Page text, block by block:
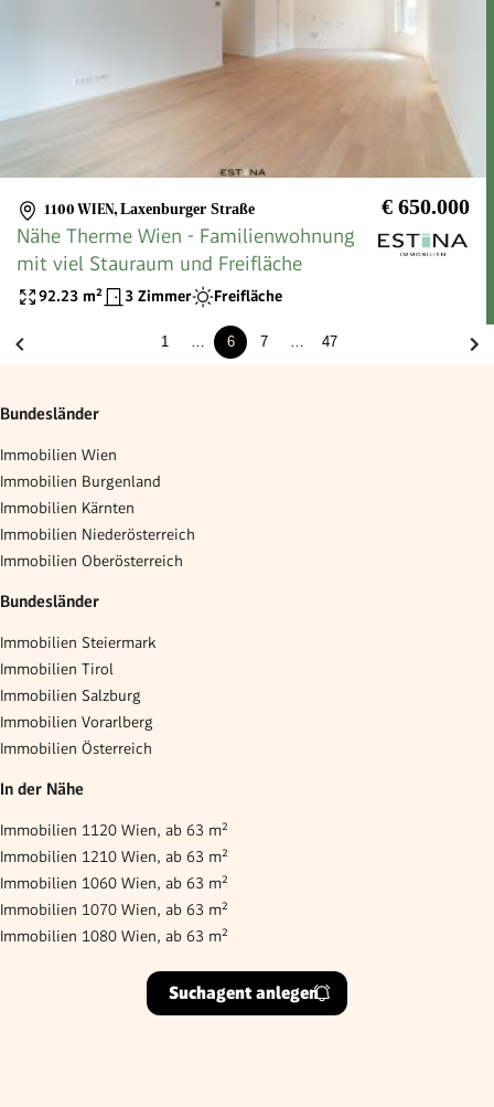
1100 WIEN, Laxenburger Straße € 650.000
Nähe Therme Wien - Familienwohnung
mit viel Stauraum und Freifläche
92.23 m² 3 Zimmer Freifläche
1 6 7 47
Bundesländer
Immobilien Wien
Immobilien Burgenland
Immobilien Kärnten
Immobilien Niederösterreich
Immobilien Oberösterreich
Bundesländer
Immobilien Steiermark
Immobilien Tirol
Immobilien Salzburg
Immobilien Vorarlberg
Immobilien Österreich
In der Nähe
Immobilien 1120 Wien, ab 63 m²
Immobilien 1210 Wien, ab 63 m²
Immobilien 1060 Wien, ab 63 m²
Immobilien 1070 Wien, ab 63 m²
Immobilien 1080 Wien, ab 63 m²
Suchagent anlegen